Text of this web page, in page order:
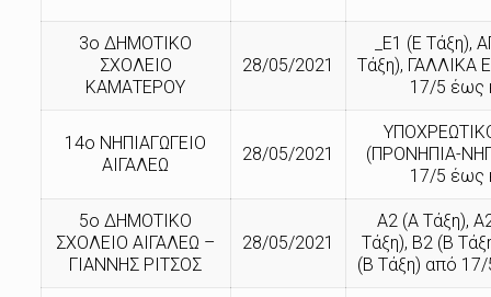
3ο ΔΗΜΟΤΙΚΟ
ΣΧΟΛΕΙΟ
ΚΑΜΑΤΕΡΟΥ
28/05/2021
_Ε1 (Ε Τάξη),
Τάξη), ΓΑΛΛΙΚΑ
17/5 έως
14ο ΝΗΠΙΑΓΩΓΕΙΟ
ΑΙΓΑΛΕΩ
28/05/2021
(ΠΡΟΝΗΠΙΑ-
17/5 έως
5ο ΔΗΜΟΤΙΚΟ
ΣΧΟΛΕΙΟ ΑΙΓΑΛΕΩ –
ΓΙΑΝΝΗΣ ΡΙΤΣΟΣ
28/05/2021
Α2 (Α Τάξη),
Τάξη), Β2 (Β
(Β Τάξη) από